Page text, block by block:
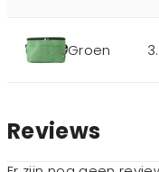
Groen
Reviews